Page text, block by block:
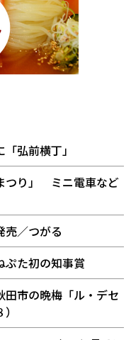
弘前横丁」
つり」 ミニ電車など
売／つがる
た初の知事賞
市の晩梅「ル・デセ